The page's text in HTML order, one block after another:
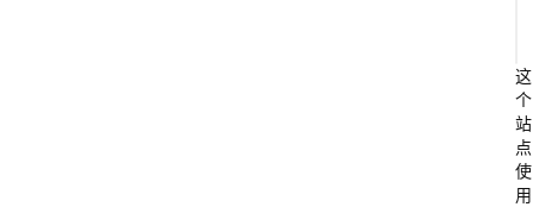
这
个
站
点
使
用